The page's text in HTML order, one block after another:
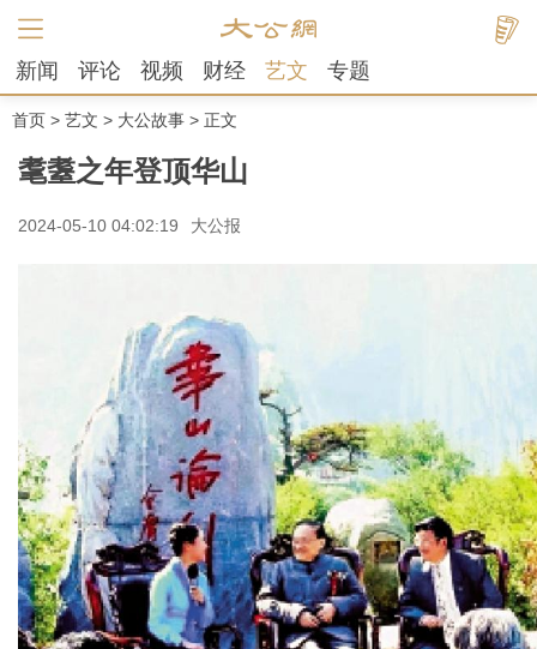
新闻 评论 视频 财经 艺文 专题
首页 > 艺文 > 大公故事 > 正文
耄耋之年登顶华山
2024-05-10 04:02:19 大公报